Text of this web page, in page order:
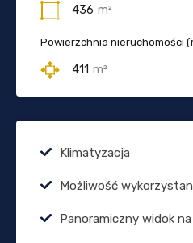
436 m²
Powierzchnia nieruchomości
411 m²
Klimatyzacja
Możliwość
Panoramiczny widok